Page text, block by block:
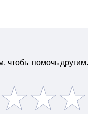
чтобы помочь другим.